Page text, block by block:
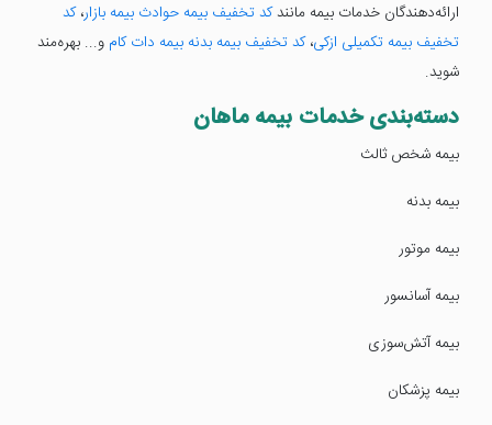
ارائه‌دهندگان خدمات بیمه مانندکد تخفیف بیمه حوادث بیمه بازار،کد
تخفیف بیمه تکمیلی ازکی،کد تخفیف بیمه بدنه بیمه دات کام و... بهره‌مند
شوید.
دسته‌بندی خدمات بیمه ماهان
بیمه شخص ثالث
بیمه بدنه
بیمه موتور
بیمه آسانسور
بیمه آتش‌سوزی
بیمه پزشکان